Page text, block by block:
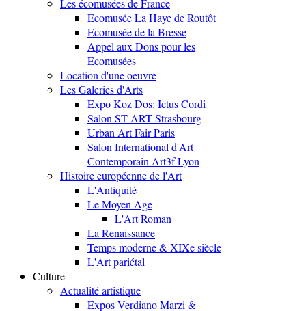
Les écomusées de France
Ecomusée La Haye de Routôt
Ecomusée de la Bresse
Appel aux Dons pour les
Ecomusées
Location d'une oeuvre
Les Galeries d'Arts
Expo Koz Dos: Ictus Cordi
Salon ST-ART Strasbourg
Urban Art Fair Paris
Salon International d'Art
Contemporain Art3f Lyon
Histoire européenne de l'Art
L'Antiquité
Le Moyen Age
L'Art Roman
La Renaissance
Temps moderne & XIXe siècle
L'Art pariétal
Culture
Actualité artistique
Expos Verdiano Marzi &